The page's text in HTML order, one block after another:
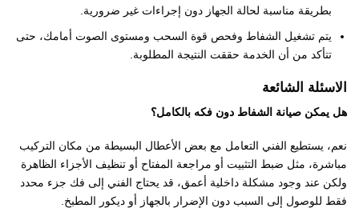
بطريقة مناسبة لحالة الجهاز دون إجراءات غير ضرورية.
يتم تشغيل الشفاط وفحص قوة السحب ومستوى الصوت أمامك، حتى
تتأكد من أن الخدمة حققت النتيجة المطلوبة.
الاسئلة الشائعة
هل يمكن صيانة الشفاط دون فكه بالكامل؟
نعم، يستطيع الفني التعامل مع بعض الأعطال البسيطة من مكان التركيب
مباشرة، مثل ضبط التثبيت أو مراجعة المفتاح أو تنظيف الأجزاء الظاهرة
ولكن عند وجود مشكلة داخلية أعمق، قد يحتاج الفني إلى فك جزء محدد
فقط للوصول إلى السبب دون الإضرار بالجهاز أو ديكور المطبخ.